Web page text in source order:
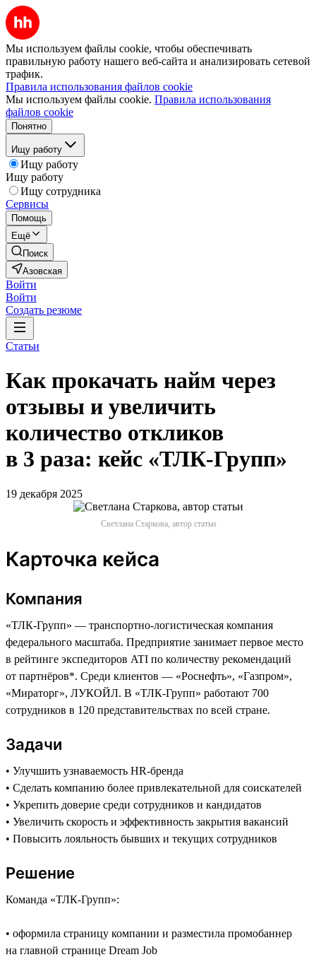
Мы используем файлы cookie, чтобы обеспечивать
правильную работу нашего веб-сайта и анализировать сетевой
трафик.
Правила использования файлов cookie
Мы используем файлы cookie. Правила использования
файлов cookie
Понятно
Ищу работу
Ищу работу
Ищу работу
Ищу сотрудника
Сервисы
Помощь
Ещё
Поиск
Азовская
Войти
Войти
Создать резюме
Статьи
Как прокачать найм через
отзывы и увеличить
количество откликов
в 3 раза: кейс «ТЛК-Групп»
19 декабря 2025
Светлана Старкова, автор статьи
Карточка кейса
Компания
«ТЛК-Групп» — транспортно-логистическая компания
федерального масштаба. Предприятие занимает первое место
в рейтинге экспедиторов ATI по количеству рекомендаций
от партнёров*. Среди клиентов — «Роснефть», «Газпром»,
«Мираторг», ЛУКОЙЛ. В «ТЛК-Групп» работают 700
сотрудников в 120 представительствах по всей стране.
Задачи
• Улучшить узнаваемость HR-бренда
• Сделать компанию более привлекательной для соискателей
• Укрепить доверие среди сотрудников и кандидатов
• Увеличить скорость и эффективность закрытия вакансий
• Повысить лояльность бывших и текущих сотрудников
Решение
Команда «ТЛК-Групп»:
• оформила страницу компании и разместила промобаннер
на главной странице Dream Job